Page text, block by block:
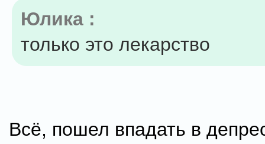
Юлика :
только это лекарство
Всё, пошел впадать в